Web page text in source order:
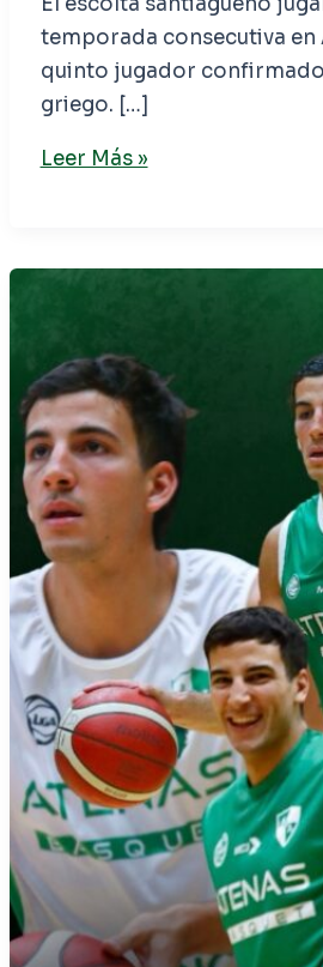
temporada consecutiva en
quinto jugador
griego. […]
Leer Más »